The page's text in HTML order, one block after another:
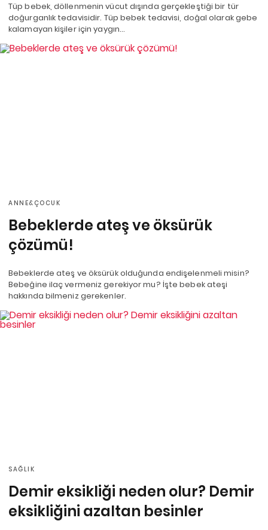
Tüp bebek, döllenmenin vücut dışında gerçekleştiği bir tür
doğurganlık tedavisidir. Tüp bebek tedavisi, doğal olarak gebe
kalamayan kişiler için yaygın…
ANNE&ÇOCUK
Bebeklerde ateş ve öksürük
çözümü!
Bebeklerde ateş ve öksürük olduğunda endişelenmeli misin?
Bebeğine ilaç vermeniz gerekiyor mu? İşte bebek ateşi
hakkında bilmeniz gerekenler.
SAĞLIK
Demir eksikliği neden olur? Demir
eksikliğini azaltan besinler